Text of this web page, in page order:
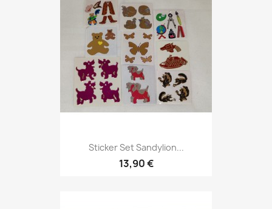
Sticker Set Sandylion...
13,90 €